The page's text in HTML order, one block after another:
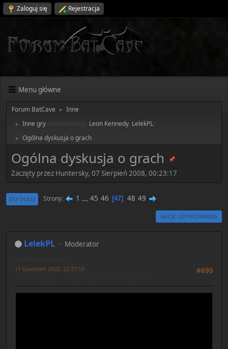
Zaloguj się Rejestracja
Menu główne
Forum BatCave ► Inne
► Inne gry Leon Kennedy LelekPL
► Ogólna dyskusja o grach
Ogólna dyskusja o grach
Zaczęty przez Huntersky, 07 Sierpień 2008, 00:23:17
DO DOŁU Strony 1 ... 45 46 47 48 49
AKCJE UŻYTKOWNIKA
LelekPL Moderator
#690
11 Grudzień 2020, 22:37:59